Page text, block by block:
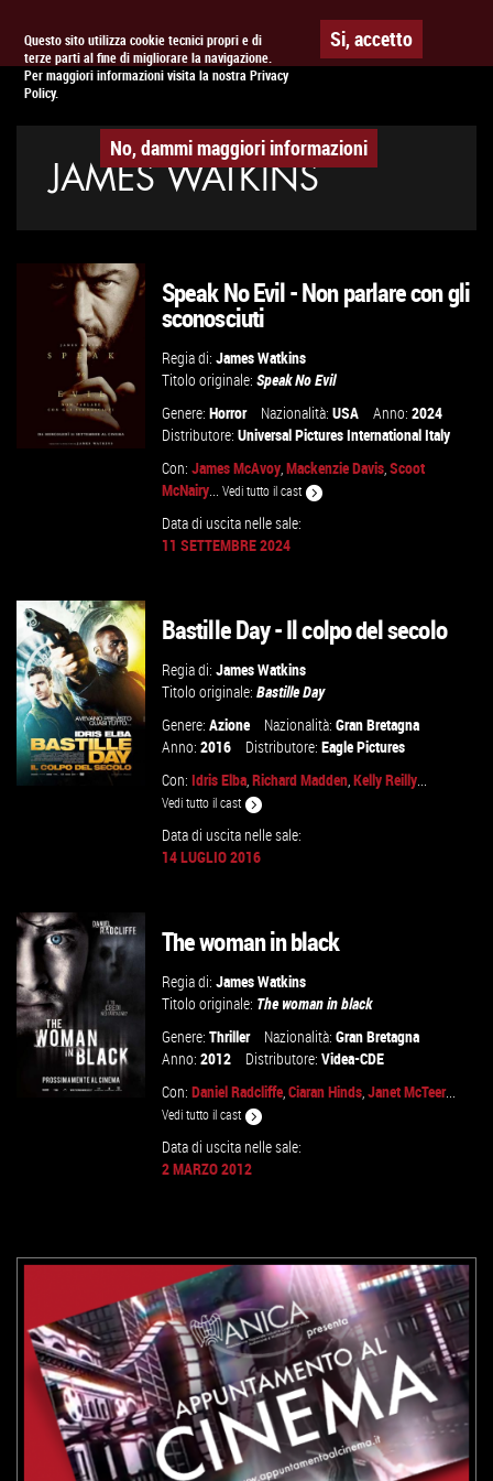
Questo sito utilizza cookie tecnici propri e di
terze parti al fine di migliorare la navigazione.
Per maggiori informazioni visita la nostra Privacy
Policy.
Si, accetto
No, dammi maggiori informazioni
APPUNTAMENTO AL CINEMA
JAMES WATKINS
Speak No Evil - Non parlare con gli
sconosciuti
Regia di:James Watkins
Titolo originale:Speak No Evil
Genere:Horror Nazionalità:USA Anno:2024
Distributore:Universal Pictures International Italy
Con:James McAvoy,Mackenzie Davis,Scoot
McNairy...Vedi tutto il cast
Data di uscita nelle sale:
11 SETTEMBRE 2024
VAI ALLA SCHEDA
Bastille Day - Il colpo del secolo
Regia di:James Watkins
Titolo originale:Bastille Day
Genere:Azione Nazionalità:Gran Bretagna
Anno:2016 Distributore:Eagle Pictures
Con:Idris Elba,Richard Madden,Kelly Reilly...
Vedi tutto il cast
Data di uscita nelle sale:
14 LUGLIO 2016
The woman in black
Regia di:James Watkins
Titolo originale: The woman in black
Genere:Thriller Nazionalità:Gran Bretagna
Anno:2012 Distributore:Videa-CDE
Con:Daniel Radcliffe,Ciaran Hinds,Janet McTeer...
Vedi tutto il cast
Data di uscita nelle sale:
2 MARZO 2012